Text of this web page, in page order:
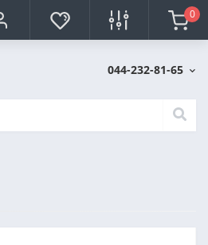
0
044-232-81-65